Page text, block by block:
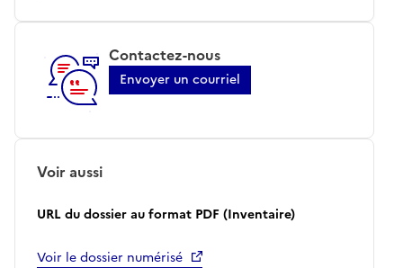
Contactez-nous
Envoyer un courriel
Voir aussi
URL du dossier au format PDF (Inventaire)
Voir le dossier numérisé